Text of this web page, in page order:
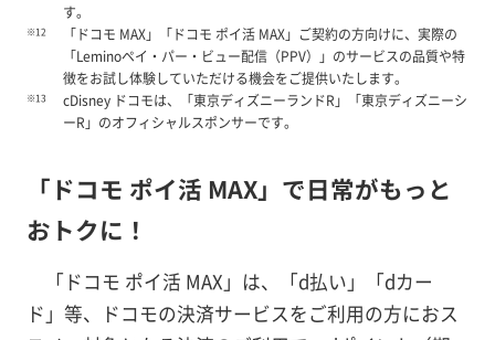
す。
※12
「ドコモ MAX」「ドコモ ポイ活 MAX」ご契約の方向けに、実際の
「Leminoペイ・パー・ビュー配信（PPV）」のサービスの品質や特
徴をお試し体験していただける機会をご提供いたします。
※13
cDisney ドコモは、「東京ディズニーランドR」「東京ディズニーシ
ーR」のオフィシャルスポンサーです。
「ドコモ ポイ活 MAX」で日常がもっと
おトクに！
「ドコモ ポイ活 MAX」は、「d払い」「dカー
ド」等、ドコモの決済サービスをご利用の方におス